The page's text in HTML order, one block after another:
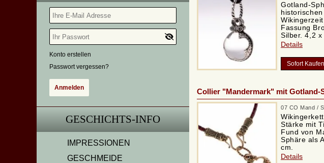
Konto erstellen
Passwort vergessen?
GESCHICHTS-INFO
IMPRESSIONEN
GESCHMEIDE
Gotland-
Fassung
Silber. 4,2 x
Details
Sofort Kaufen
Collier "Mandermark" mit Gotland-
07 CO Mand /
Stärke mit
Fund von
Sphäre als
cm.
Details